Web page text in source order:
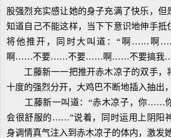
股强烈充实感让她的身子充满了快乐，但
知道自己不能这样，当下下意识地伸手抵
将他推开，同时大叫道：“啊……
啊……不要……不要……啊……不要搞
工藤新一一把推开赤木凉子的双手，
十度的强烈分开，大鸡巴不断地插入抽出
工藤新一叫道：“赤木凉子，你……你
会很舒服的……”说着，同时运用上阴阳
身调情真气注入到赤木凉子的体内，激发